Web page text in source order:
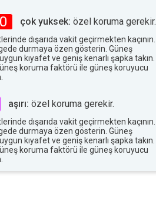
çok yuksek: özel koruma gerekir.
dışarıda vakit geçirmekten kaçının.
durmaya özen gösterin. Güneş
kıyafet ve geniş kenarlı şapka takın.
koruma faktörü ile güneş koruyucu
aşırı: özel koruma gerekir.
dışarıda vakit geçirmekten kaçının.
durmaya özen gösterin. Güneş
kıyafet ve geniş kenarlı şapka takın.
koruma faktörü ile güneş koruyucu